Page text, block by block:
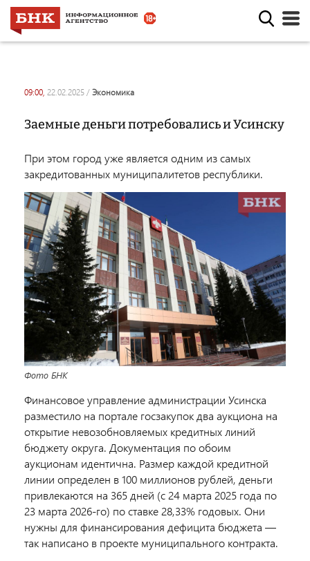
09:00, 22.02.2025 / экономика
Заемные деньги потребовались и Усинску
При этом город уже является одним из самых
закредитованных муниципалитетов республики.
Фото БНК
Финансовое управление администрации Усинска
разместило на портале госзакупок два аукциона на
открытие невозобновляемых кредитных линий
бюджету округа. Документация по обоим
аукционам идентична. Размер каждой кредитной
линии определен в 100 миллионов рублей, деньги
привлекаются на 365 дней (с 24 марта 2025 года по
23 марта 2026-го) по ставке 28,33% годовых. Они
нужны для финансирования дефицита бюджета —
так написано в проекте муниципального контракта.